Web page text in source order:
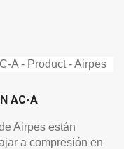
AC-A
Airpes están
a compresión en